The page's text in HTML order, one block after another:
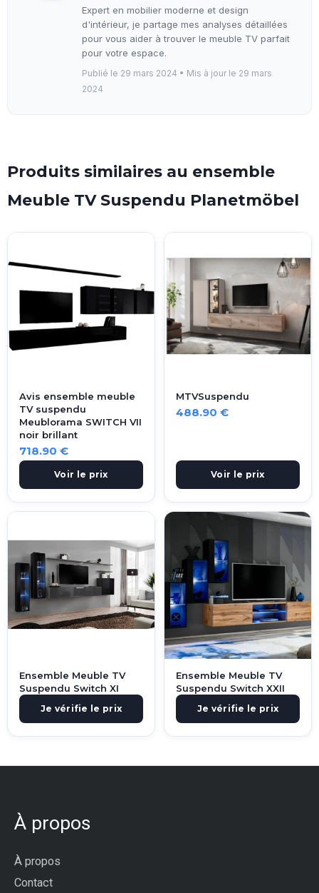
Expert en mobilier moderne et design
d'intérieur, je partage mes analyses détaillées
pour vous aider à trouver le meuble TV parfait
pour votre espace.
Publié le 29 mars 2024 • Mis à jour le 29 mars
2024
Produits similaires au ensemble
Meuble TV Suspendu Planetmöbel
Avis ensemble meuble
TV suspendu
Meublorama SWITCH VII
noir brillant
718.90 €
Voir le prix
MTVSuspendu
488.90 €
Voir le prix
Ensemble Meuble TV
Suspendu Switch XI
Je vérifie le prix
Ensemble Meuble TV
Suspendu Switch XXII
Je vérifie le prix
À propos
À propos
Contact